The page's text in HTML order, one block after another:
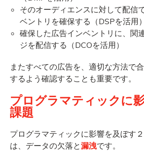
そのオーディエンスに対して配信
ベントリを確保する（DSPを活用）
確保した広告インベントリに、関
ジを配信する（DCOを活用）
またすべての広告を、適切な方法で
するよう確認することも重要です。
プログラマティックに
課題
プログラマティックに影響を及ぼす
は、データの欠落と漏洩です。